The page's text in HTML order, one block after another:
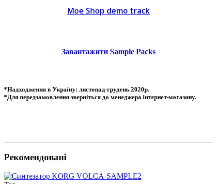
Moe Shop demo track
Завантажити Sample Packs
*Надходження в Україну: листопад-грудень 2020р.
*Для передзамовлення зверніться до менеджера інтернет-магазину.
Рекомендовані